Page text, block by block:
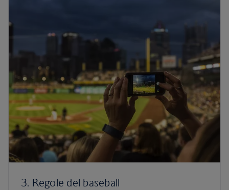
3. Regole del baseball